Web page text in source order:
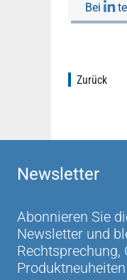
Bei
Zurück
Newsletter
Abonnieren Sie
Newsletter und
Rechtsprechung,